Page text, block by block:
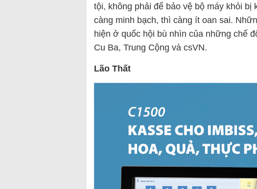
tội, không phải để bảo vệ bộ máy khỏi bị
càng minh bạch, thì càng ít oan sai.
hiện ở quốc hội bù nhìn của những chế
Cu Ba, Trung Cộng và csVN.
Lão Thất